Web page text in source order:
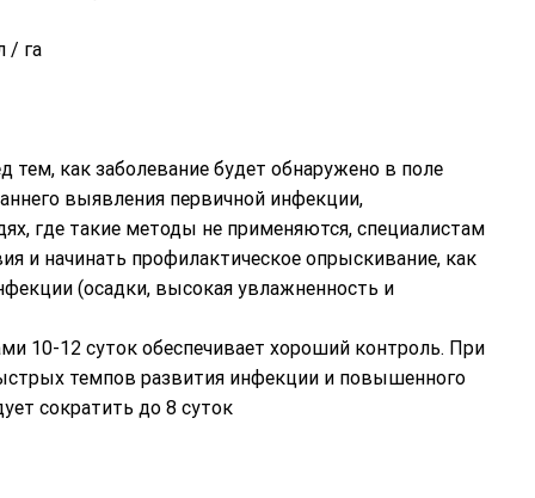
/ га
тем, как заболевание будет обнаружено в поле
выявления первичной инфекции,
где такие методы не применяются, специалистам
и начинать профилактическое опрыскивание, как
(осадки, высокая увлажненность и
10-12 суток обеспечивает хороший контроль. При
темпов развития инфекции и повышенного
сократить до 8 суток